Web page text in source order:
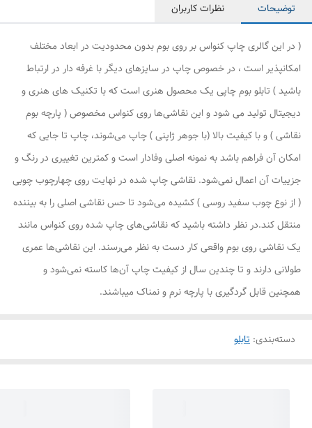
توضیحات نظرات کاربران
( در این گالری چاپ کنواس بر روی بوم بدون محدودیت در ابعاد مختلف
امکانپذیر است ، در خصوص چاپ در سایزهای دیگر با غرفه دار در ارتباط
باشید ) تابلو بوم چاپی یک محصول هنری است که با تکنیک های هنری و
دیجیتال تولید می شود و این نقاشی‌ها روی کنواس مخصوص ( پارچه بوم
نقاشی ) و با کیفیت بالا (با جوهر ژاپنی ) چاپ می‌شوند، چاپ تا جایی که
امکان آن فراهم باشد به نمونه اصلی وفادار است و کمترین تغییری در رنگ و
جزییات آن اعمال نمی‌شود. نقاشی چاپ شده در نهایت روی چهارچوب چوبی
( از نوع چوب سفید روسی ) کشیده می‌شود تا حس نقاشی اصلی را به بیننده
منتقل کند.در نظر داشته باشید که نقاشی‌های چاپ شده روی کنواس مانند
یک نقاشی روی بوم واقعی کار دست به نظر می‌رسند. این نقاشی‌ها عمری
طولانی دارند و تا چندین سال از کیفیت چاپ آن‌ها کاسته نمی‌شود و
همچنین قابل گردگیری با پارچه نرم و نمناک میباشند.
دسته‌بندی: تابلو